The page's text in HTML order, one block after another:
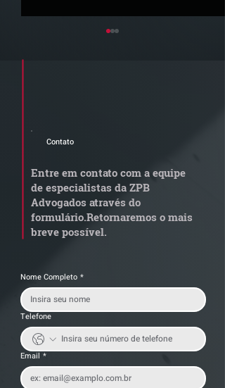
Grupo de Estudos ZPB -
Contato
Entre em contato com a equipe
de especialistas da ZPB
Advogados através do
formulário.Retornaremos o mais
breve possível.
Nome Completo *
Telefone
Email *